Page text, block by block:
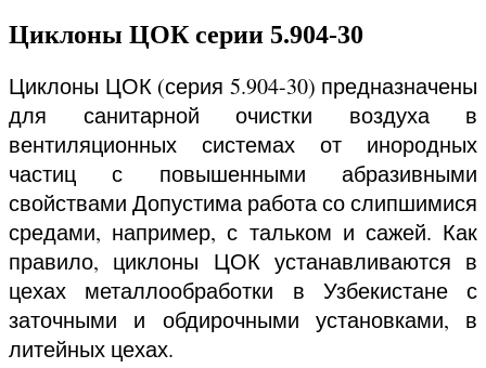
Циклоны ЦОК серии 5.904-30
Циклоны ЦОК (серия 5.904-30) предназначены
для санитарной очистки воздуха в
вентиляционных системах от инородных
частиц с повышенными абразивными
свойствами Допустима работа со слипшимися
средами, например, с тальком и сажей. Как
правило, циклоны ЦОК устанавливаются в
цехах металлообработки в Узбекистане с
заточными и обдирочными установками, в
литейных цехах.